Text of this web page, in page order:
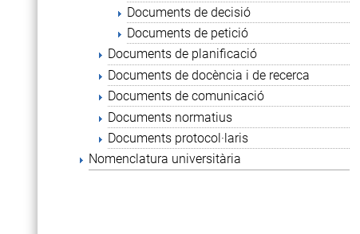
Documents de decisió
Documents de petició
Documents de planificació
Documents de docència i de recerca
Documents de comunicació
Documents normatius
Documents protocol·laris
Nomenclatura universitària